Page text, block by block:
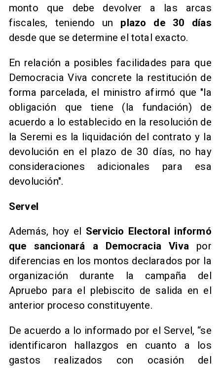
monto que debe devolver a las arcas
fiscales, teniendo un plazo de 30 días
desde que se determine el total exacto.
En relación a posibles facilidades para que
Democracia Viva concrete la restitución de
forma parcelada, el ministro afirmó que "la
obligación que tiene (la fundación) de
acuerdo a lo establecido en la resolución de
la Seremi es la liquidación del contrato y la
devolución en el plazo de 30 días, no hay
consideraciones adicionales para esa
devolución".
Servel
Además, hoy el Servicio Electoral informó
que sancionará a Democracia Viva por
diferencias en los montos declarados por la
organización durante la campaña del
Apruebo para el plebiscito de salida en el
anterior proceso constituyente.
De acuerdo a lo informado por el Servel, “se
identificaron hallazgos en cuanto a los
gastos realizados con ocasión del